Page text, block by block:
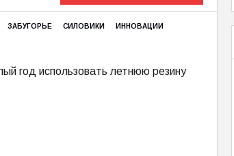
ЗАБУГОРЬЕ СИЛОВИКИ ИННОВАЦИИ